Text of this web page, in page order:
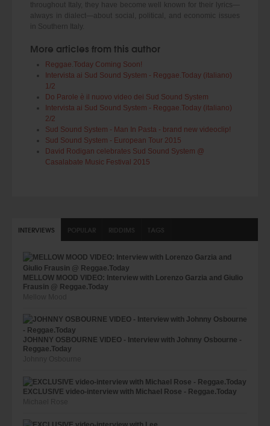
throughout Italy, they have become well known for their lyrics—
always in dialect—about social, political, and economic issues
in Southern Italy.
More articles from this author
Reggae.Today Coming Soon!
Intervista ai Sud Sound System - Reggae.Today (italiano)
1/2
Do Parole è il nuovo video dei Sud Sound System
Intervista ai Sud Sound System - Reggae.Today (italiano)
2/2
Sud Sound System - Man In Pasta - brand new videoclip!
Sud Sound System - European Tour 2015
David Rodigan celebrates Sud Sound System @
Casalabate Music Festival 2015
INTERVIEWS
MELLOW MOOD VIDEO: Interview with Lorenzo Garzia and Giulio
Frausin @ Reggae.Today
JOHNNY OSBOURNE VIDEO - Interview with Johnny Osbourne -
Reggae.Today
EXCLUSIVE video-interview with Michael Rose - Reggae.Today